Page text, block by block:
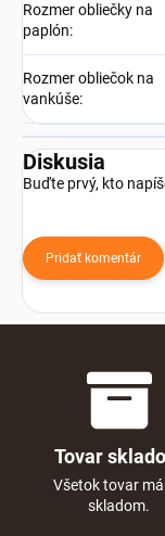
Rozmer obliečky na
paplón:
Rozmer obliečok na
vankúše:
Diskusia
Buďte prvý, kto
Pridať komentár
Tovar
Všetok tovar
skladom.